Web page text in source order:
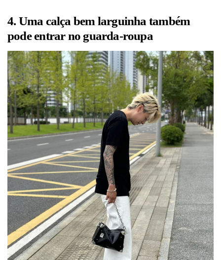
4. Uma calça bem larguinha também
pode entrar no guarda-roupa